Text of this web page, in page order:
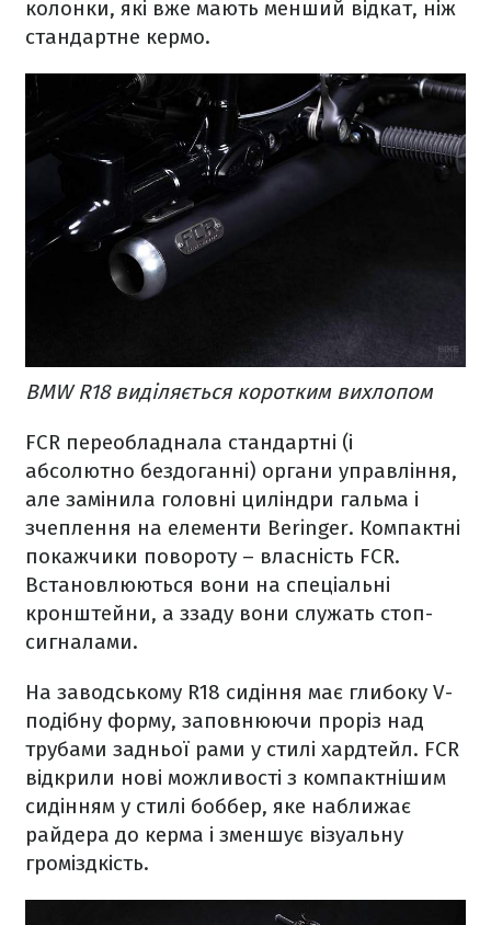
колонки, які вже мають менший відкат, ніж
стандартне кермо.
BMW R18 виділяється коротким вихлопом
FCR переобладнала стандартні (і
абсолютно бездоганні) органи управління,
але замінила головні циліндри гальма і
зчеплення на елементи Beringer. Компактні
покажчики повороту – власність FCR.
Встановлюються вони на спеціальні
кронштейни, а ззаду вони служать стоп-
сигналами.
На заводському R18 сидіння має глибоку V-
подібну форму, заповнюючи проріз над
трубами задньої рами у стилі хардтейл. FCR
відкрили нові можливості з компактнішим
сидінням у стилі боббер, яке наближає
райдера до керма і зменшує візуальну
громіздкість.